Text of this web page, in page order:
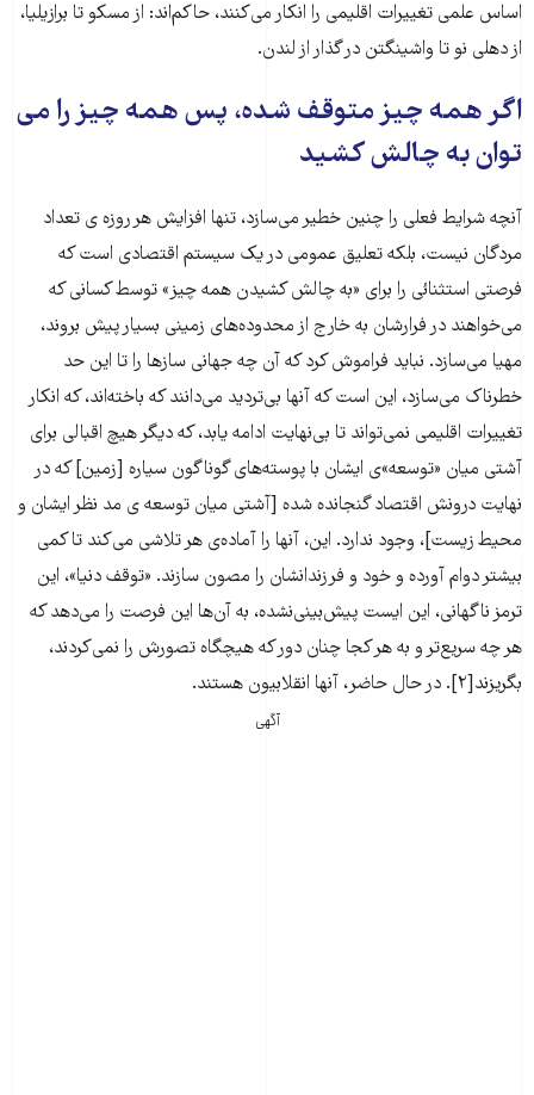
اساس علمی تغییرات اقلیمی را انکار می‌کنند، حاکم‌اند: از مسکو تا برازیلیا،
از دهلی نو تا واشینگتن در گذار از لندن.
اگر همه چیز متوقف ‌شده، پس همه چیز را می
توان به چالش ‌کشید
آنچه شرایط فعلی را چنین خطیر ‌می‌سازد، تنها افزایش هر ‌روزه ی تعداد
مردگان نیست، بلکه تعلیق عمومی در یک سیستم اقتصادی است که
فرصتی استثنائی را برای «به چالش کشیدن همه چیز» توسط کسانی که
می‌خواهند در فرارشان به خارج از محدوده‌های زمینی بسیار پیش بروند،
مهیا می‌سازد. نباید فراموش ‌کرد که آن چه جهانی ساز‌ها را تا این حد
خطرناک می‌سازد، این است که آنها بی‌تردید می‌دانند که باخته‌اند، که انکار
تغییرات اقلیمی نمی‌تواند تا بی‌نهایت ادامه یابد، که دیگر هیچ اقبالی برای
آشتی میان «توسعه»‌ی ایشان با پوسته‌های گوناگون سیاره [زمین] که در
نهایت درونش اقتصاد گنجانده شده [آشتی میان توسعه ی مد نظر ایشان و
محیط زیست]، وجود ‌ندارد. این، آنها ‌را ‌آماده‌ی ‌هر تلاشی می‌کند تا کمی
بیشتر دوام آورده و خود و فرزندانشان را مصون ‌سازند. «توقف دنیا»، این
ترمز ناگهانی، این ایست پیش‌بینی‌نشده، به آن‌ها این فرصت را می‌دهد که
هر چه سریع‌‌تر و به هر کجا چنان دور که هیچگاه تصورش را نمی‌کردند،
بگریزند[۲]. در حال حاضر، آنها انقلابیون هستند.
آگهی